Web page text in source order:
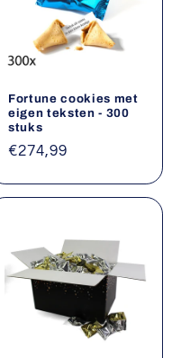
Fortune cookies met
eigen teksten - 300
stuks
Normale
€274,99